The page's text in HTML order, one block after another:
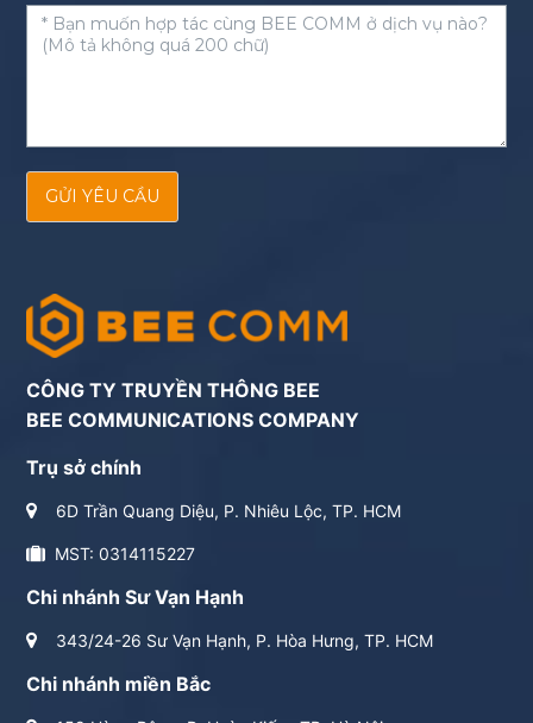
GỬI YÊU CẦU
CÔNG TY TRUYỀN THÔNG BEE
BEE COMMUNICATIONS COMPANY
Trụ sở chính
6D Trần Quang Diệu, P. Nhiêu Lộc, TP. HCM
MST: 0314115227
Chi nhánh Sư Vạn Hạnh
343/24-26 Sư Vạn Hạnh, P. Hòa Hưng, TP. HCM
Chi nhánh miền Bắc